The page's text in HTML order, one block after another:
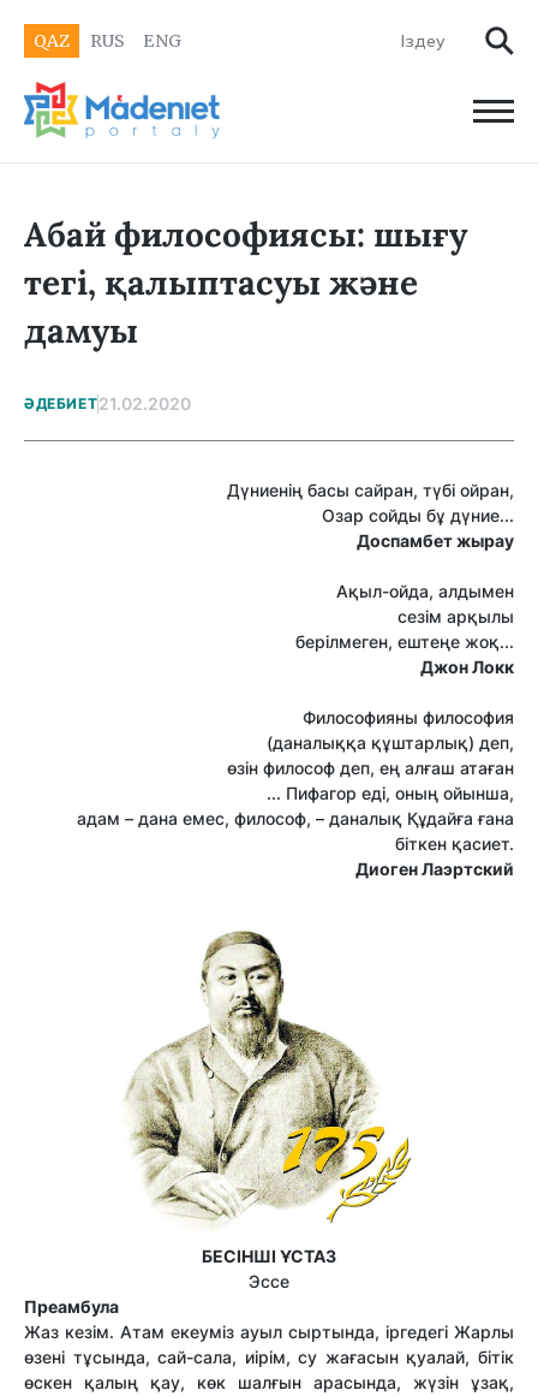
QAZ RUS ENG
Абай философиясы: шығу
тегі, қалыптасуы және
дамуы
ӘДЕБИЕТ21.02.2020
Дүниенің басы сайран, түбі ойран,
Озар сойды бұ дүние...
Доспамбет жырау
Ақыл-ойда, алдымен
сезім арқылы
берілмеген, ештеңе жоқ...
Джон Локк
Философияны философия
(даналыққа құштарлық) деп,
өзін философ деп, ең алғаш атаған
... Пифагор еді, оның ойынша,
адам – дана емес, философ, – даналық Құдайға ғана
біткен қасиет.
Диоген Лаэртский
БЕСІНШІ ҰСТАЗ
Эссе
Преамбула
Жаз кезім. Атам екеуміз ауыл сыртында, іргедегі Жарлы
өзені тұсында, сай-сала, иірім, су жағасын қуалай, бітік
өскен қалың қау, көк шалғын арасында, жүзін ұзақ,